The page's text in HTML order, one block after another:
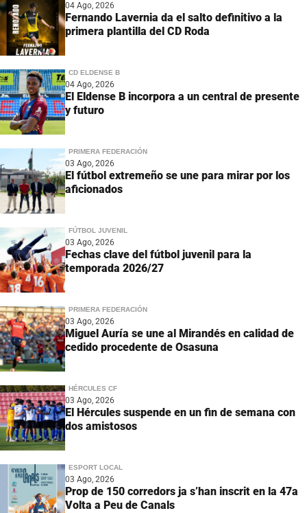
04 Ago, 2026
Fernando Lavernia da el salto definitivo a la
primera plantilla del CD Roda
CD ELDENSE B
04 Ago, 2026
El Eldense B incorpora a un central de presente
y futuro
PRIMERA FEDERACIÓN
03 Ago, 2026
El fútbol extremeño se une para mirar por los
aficionados
FÚTBOL JUVENIL
03 Ago, 2026
Fechas clave del fútbol juvenil para la
temporada 2026/27
PRIMERA FEDERACIÓN
03 Ago, 2026
Miguel Auría se une al Mirandés en calidad de
cedido procedente de Osasuna
HÉRCULES CF
03 Ago, 2026
El Hércules suspende en un fin de semana con
dos amistosos
ESPORT LOCAL
03 Ago, 2026
Prop de 150 corredors ja s’han inscrit en la 47a
Volta a Peu de Canals